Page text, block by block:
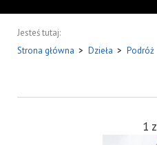
Jesteś tutaj:
Strona główna > Dzieła > Podróż
1 z